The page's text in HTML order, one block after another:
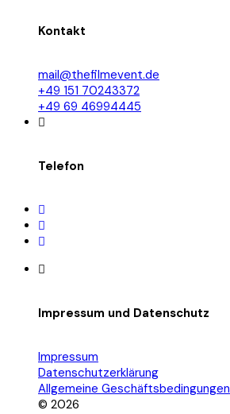
Kontakt
mail@thefilmevent.de
+49 151 70243372
+49 69 46994445
Telefon
Impressum und Datenschutz
Impressum
Datenschutzerklärung
Allgemeine Geschäftsbedingungen
© 2026